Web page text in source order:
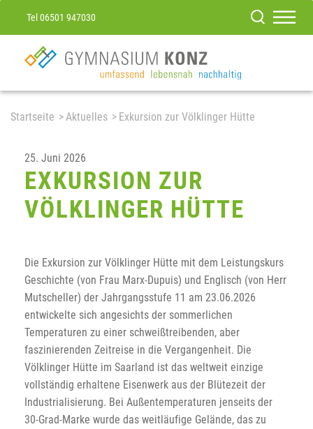
Tel 06501 947030
Startseite Aktuelles Exkursion zur Völklinger Hütte
25. Juni 2026
EXKURSION ZUR
VÖLKLINGER HÜTTE
Die Exkursion zur Völklinger Hütte mit dem Leistungskurs
Geschichte (von Frau Marx-Dupuis) und Englisch (von Herr
Mutscheller) der Jahrgangsstufe 11 am 23.06.2026
entwickelte sich angesichts der sommerlichen
Temperaturen zu einer schweißtreibenden, aber
faszinierenden Zeitreise in die Vergangenheit. Die
Völklinger Hütte im Saarland ist das weltweit einzige
vollständig erhaltene Eisenwerk aus der Blütezeit der
Industrialisierung. Bei Außentemperaturen jenseits der
30-Grad-Marke wurde das weitläufige Gelände, das zu